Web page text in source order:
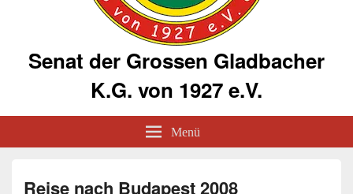
Senat der Grossen Gladbacher
K.G. von 1927 e.V.
Menü
Reise nach Budapest 2008